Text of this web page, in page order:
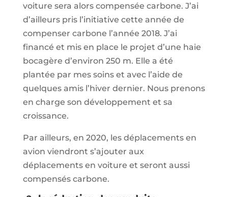
voiture sera alors compensée carbone. J’ai
d’ailleurs pris l’initiative cette année de
compenser carbone l’année 2018. J’ai
financé et mis en place le projet d’une haie
bocagère d’environ 250 m. Elle a été
plantée par mes soins et avec l’aide de
quelques amis l’hiver dernier. Nous prenons
en charge son développement et sa
croissance.
Par ailleurs, en 2020, les déplacements en
avion viendront s’ajouter aux
déplacements en voiture et seront aussi
compensés carbone.